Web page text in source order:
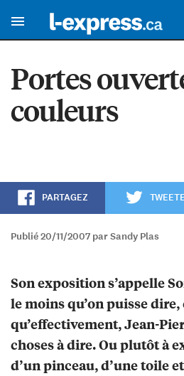
Portes
couleurs
PARTAGEZ
Publié 20/11/2007 par Sandy Plas
Son exposition s’appelle
le moins qu’on puisse dire,
qu’effectivement, Jean-
choses à dire. Ou plutôt à
d’un pinceau, d’une toile